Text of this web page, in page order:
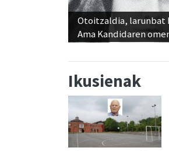
Otoitzaldia, larunbat
Ama Kandidaren
Ikusienak